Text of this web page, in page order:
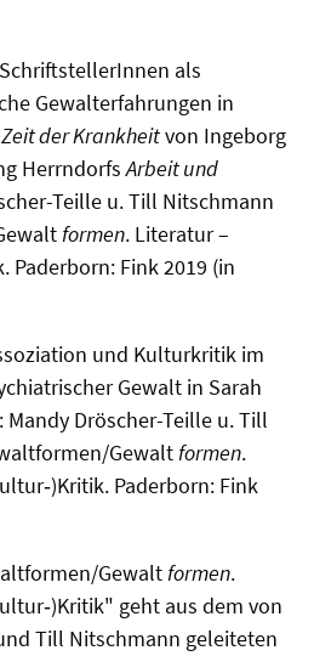
als
Gewalterfahrungen in
der Krankheitvon Ingeborg
HerrndorfsArbeit und
Teille u. Till Nitschmann
formen. Literatur –
Paderborn: Fink 2019 (in
und Kulturkritik im
Gewalt in Sarah
Mandy Dröscher-Teille u. Till
Gewaltformen.
Paderborn: Fink
Gewaltformen.
geht aus dem von
Till Nitschmann geleiteten